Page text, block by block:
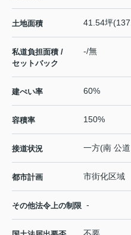
土地面積 41.54坪
私道負担面積 /
セットバック
-/無
建ぺい率 60%
容積率 150%
接道状況 一方(南 公
都市計画 市街化区域
その他法令上の制限 -
不要